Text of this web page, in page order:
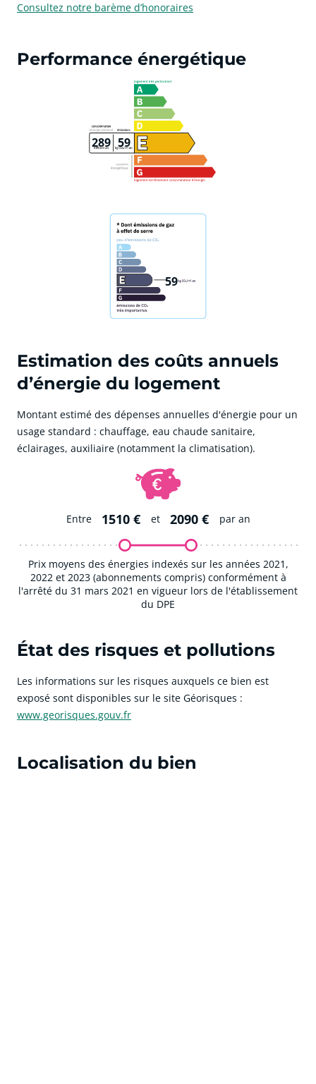
Consultez notre barème d’honoraires
Performance énergétique
289 59
59
Estimation des coûts annuels
d’énergie du logement
Montant estimé des dépenses annuelles d'énergie pour un
usage standard : chauffage, eau chaude sanitaire,
éclairages, auxiliaire (notamment la climatisation).
Entre 1510 € et 2090 € par an
Prix moyens des énergies indexés sur les années 2021,
2022 et 2023 (abonnements compris) conformément à
l'arrêté du 31 mars 2021 en vigueur lors de l'établissement
du DPE
État des risques et pollutions
Les informations sur les risques auxquels ce bien est
exposé sont disponibles sur le site Géorisques :
www.georisques.gouv.fr
Localisation du bien